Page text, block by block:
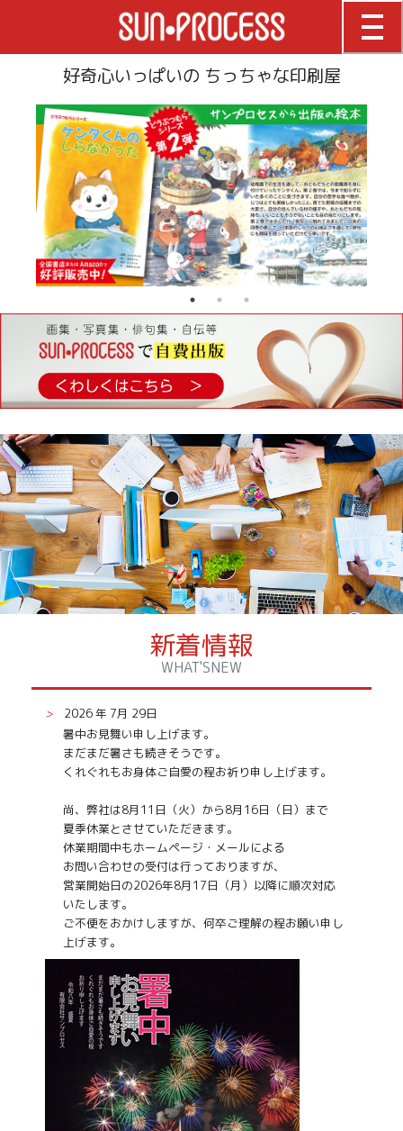
好奇心いっぱいの ちっちゃな印刷屋
新着情報
WHAT'SNEW
>
2026 年 7月 29日
暑中お見舞い申し上げます。
まだまだ暑さも続きそうです。
くれぐれもお身体ご自愛の程お祈り申し上げます。
尚、弊社は8月11日（火）から8月16日（日）まで
夏季休業とさせていただきます。
休業期間中もホームページ・メールによる
お問い合わせの受付は行っておりますが、
営業開始日の2026年8月17日（月）以降に順次対応
いたします。
ご不便をおかけしますが、何卒ご理解の程お願い申し
上げます。